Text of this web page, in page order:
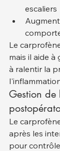
escaliers
Le
mais il aide
à ralentir la
Gestion
Le
après les
pour